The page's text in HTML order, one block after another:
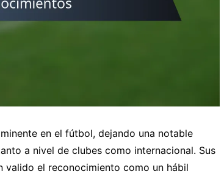
English (GB)
English (NZ)
Finnish (FI)
Dutch (BE)
en el fútbol, dejando una notable
a nivel de clubes como internacional. Sus
valido el reconocimiento como un hábil